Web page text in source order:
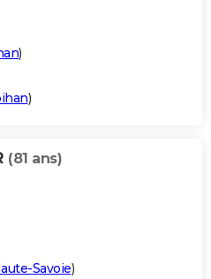
)
)
(81 ans)
Savoie)